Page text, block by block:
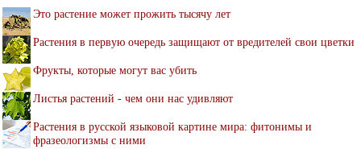
Это растение может прожить тысячу лет
Растения в первую очередь защищают от вредителей свои цветки
Фрукты, которые могут вас убить
Листья растений - чем они нас удивляют
Растения в русской языковой картине мира: фитонимы и
фразеологизмы с ними